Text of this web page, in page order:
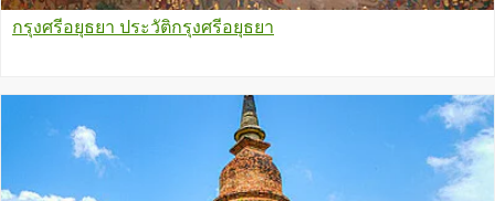
กรุงศรีอยุธยา ประวัติกรุงศรีอยุธยา